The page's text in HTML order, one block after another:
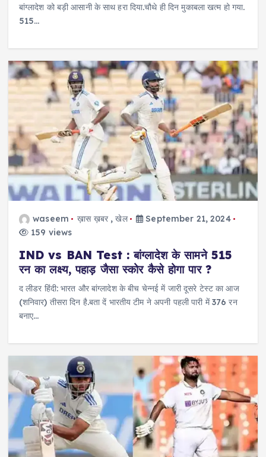
बांग्लादेश को बड़ी आसानी के साथ हरा दिया.चौथे ही दिन मुकाबला खत्म हो गया.
515…
waseem ख़ास ख़बर ,खेल
September 21, 2024
159 views
IND vs BAN Test : बांग्लादेश के सामने 515
रन का लक्ष्य, पहाड़ जैसा स्कोर कैसे होगा पार ?
द लीडर हिंदी: भारत और बांग्लादेश के बीच चेन्नई में जारी दूसरे टेस्ट का आज
(शनिवार) तीसरा दिन है.बता दें भारतीय टीम ने अपनी पहली पारी में 376 रन
बनाए…